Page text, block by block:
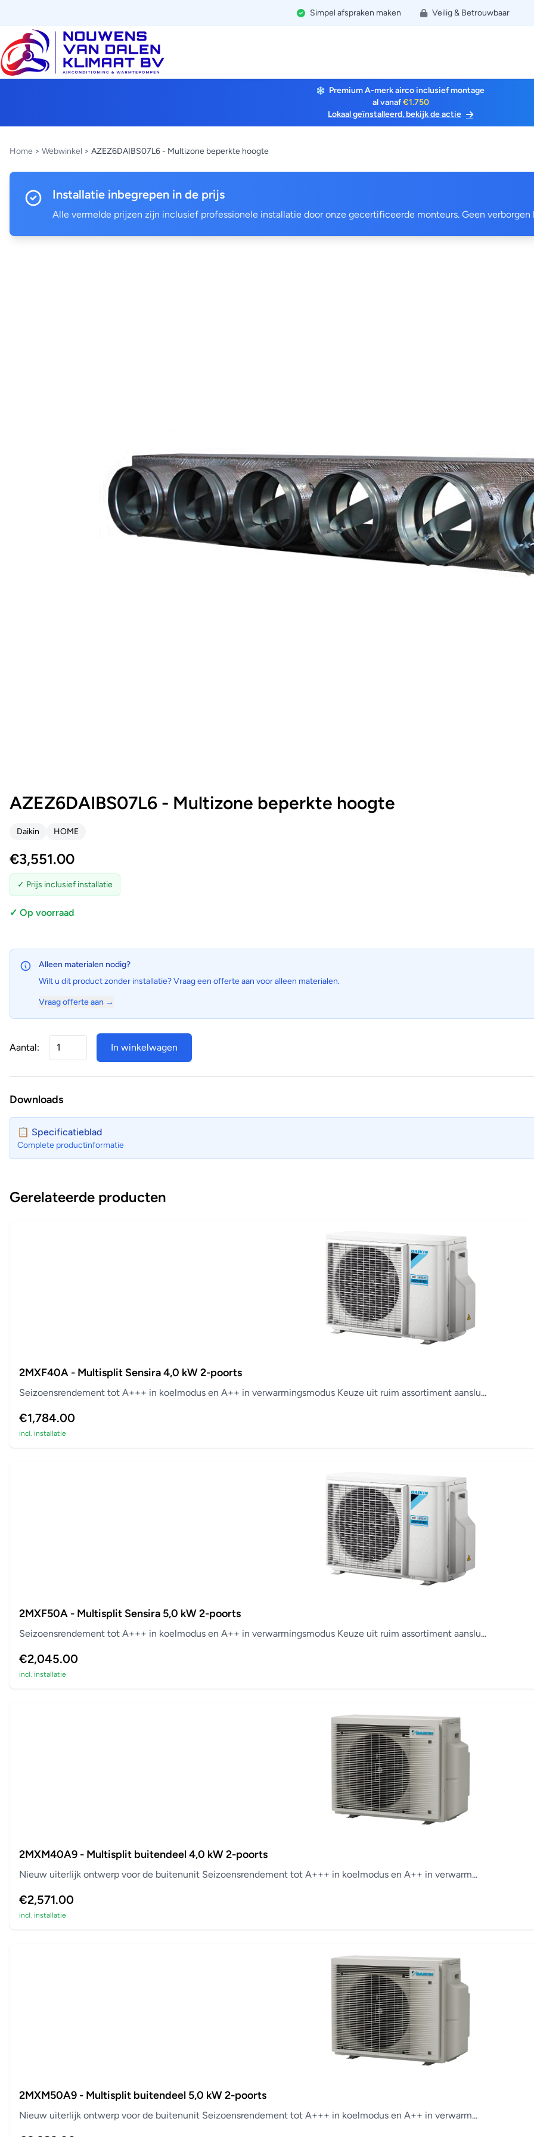
Simpel afspraken maken Veilig & Betrouwbaar
Premium A-merk airco inclusief montage
al vanaf€1.750
Lokaal geïnstalleerd, bekijk de actie
Home > Webwinkel > AZEZ6DAIBS07L6 - Multizone beperkte hoogte
Installatie inbegrepen in de prijs
Alle vermelde prijzen zijn inclusief professionele installatie door onze gecertificeerde monteurs. Geen verborgen
AZEZ6DAIBS07L6 - Multizone beperkte hoogte
Daikin HOME
€3,551.00
✓ Prijs inclusief installatie
✓ Op voorraad
Alleen materialen nodig?
Wilt u dit product zonder installatie? Vraag een offerte aan voor alleen materialen.
Vraag offerte aan →
Aantal: In winkelwagen
Downloads
📋 Specificatieblad
Complete productinformatie
Gerelateerde producten
2MXF40A - Multisplit Sensira 4,0 kW 2-poorts
Seizoensrendement tot A+++ in koelmodus en A++ in verwarmingsmodus Keuze uit ruim assortiment aanslu...
€1,784.00
incl. installatie
2MXF50A - Multisplit Sensira 5,0 kW 2-poorts
Seizoensrendement tot A+++ in koelmodus en A++ in verwarmingsmodus Keuze uit ruim assortiment aanslu...
€2,045.00
incl. installatie
2MXM40A9 - Multisplit buitendeel 4,0 kW 2-poorts
Nieuw uiterlijk ontwerp voor de buitenunit Seizoensrendement tot A+++ in koelmodus en A++ in verwarm...
€2,571.00
incl. installatie
2MXM50A9 - Multisplit buitendeel 5,0 kW 2-poorts
Nieuw uiterlijk ontwerp voor de buitenunit Seizoensrendement tot A+++ in koelmodus en A++ in verwarm...